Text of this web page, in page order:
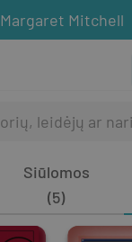
Margaret Mitchell
Siūlomos
(5)